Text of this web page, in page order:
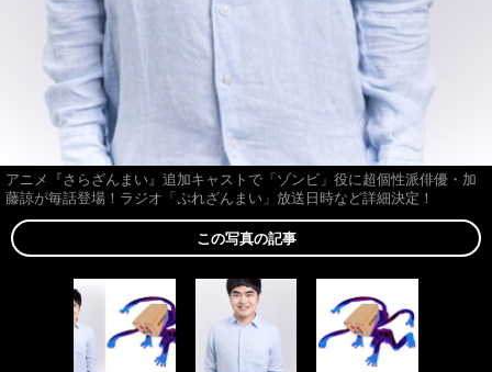
アニメ『さらざんまい』追加キャストで「ゾンビ」役に超個性派俳優・加
藤諒が毎話登場！ラジオ「ぷれざんまい」放送日時など詳細決定！
この写真の記事